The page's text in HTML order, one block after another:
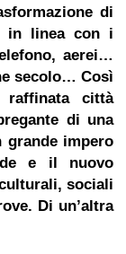
di
in linea con i
aerei…
secolo… Così
città
di una
grande impero
e il nuovo
sociali
Di un’altra